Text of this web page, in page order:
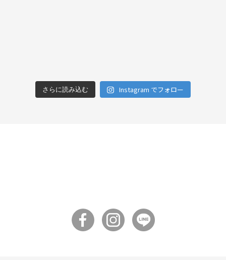
さらに読み込む Instagram でフォロー